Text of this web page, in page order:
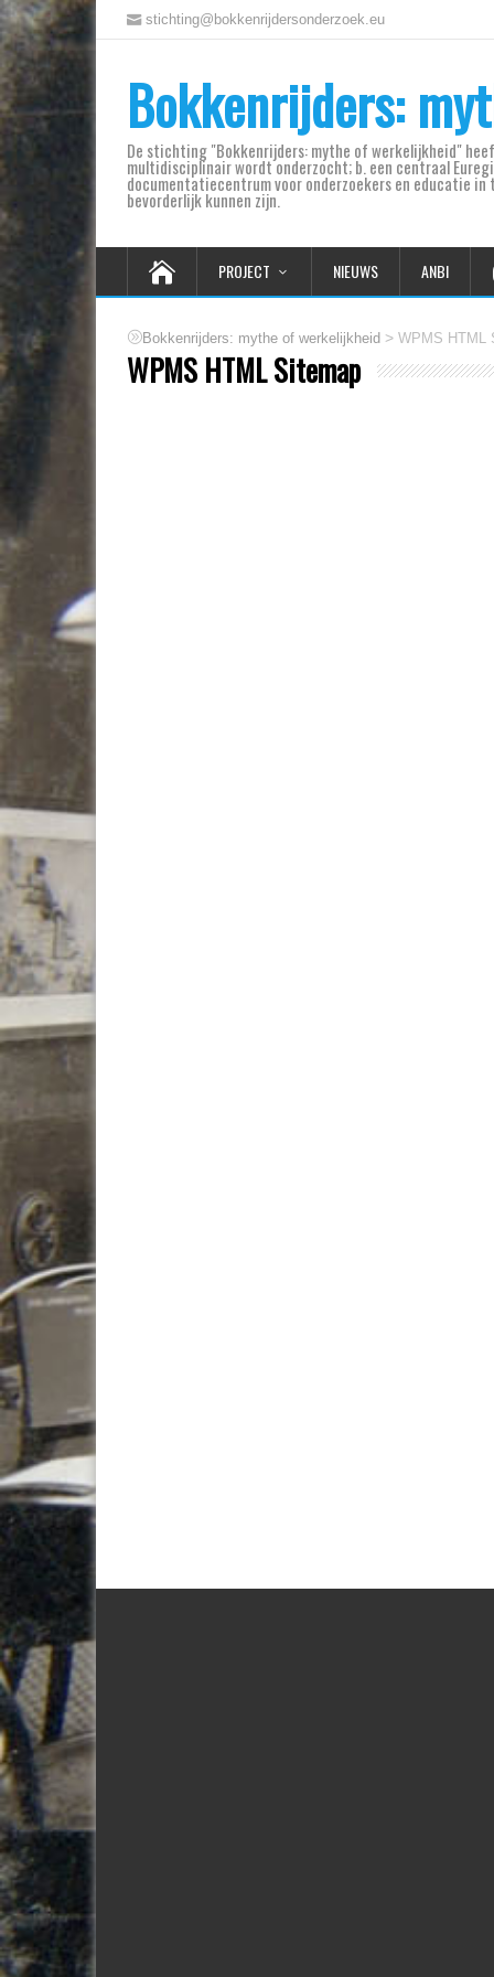
stichting@bokkenrijdersonderzoek.eu
Bokkenrijders:
De stichting "Bokkenrijders: mythe of werkelijkheid"
multidisciplinair wordt onderzocht; b. een centraal
documentatiecentrum voor onderzoekers en educatie
bevorderlijk kunnen zijn.
PROJECT NIEUWS ANBI
Bokkenrijders: mythe of werkelijkheid > WPMS HTML
WPMS HTML Sitemap